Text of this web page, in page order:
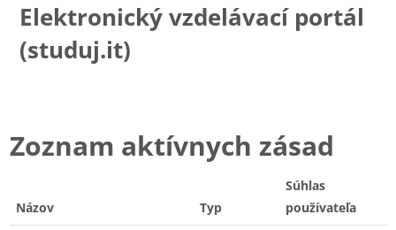
Elektronický vzdelávací portál
(studuj.it)
Zoznam aktívnych zásad
Názov Typ
Súhlas
používateľa